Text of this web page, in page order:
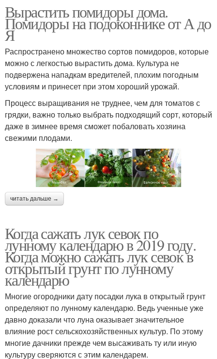
Вырастить помидоры дома.
Помидоры на подоконнике от А до
Я
Распространено множество сортов помидоров, которые
можно с легкостью вырастить дома. Культура не
подвержена нападкам вредителей, плохим погодным
условиям и принесет при этом хороший урожай.
Процесс выращивания не труднее, чем для томатов с
грядки, важно только выбрать подходящий сорт, который
даже в зимнее время сможет побаловать хозяина
свежими плодами.
читать дальше →
Когда сажать лук севок по
лунному календарю в 2019 году.
Когда можно сажать лук севок в
открытый грунт по лунному
календарю
Многие огородники дату посадки лука в открытый грунт
определяют по лунному календарю. Ведь ученные уже
давно доказали что луна оказывает значительное
влияние рост сельскохозяйственных культур. По этому
многие дачники прежде чем высаживать ту или иную
культуру сверяются с этим календарем.